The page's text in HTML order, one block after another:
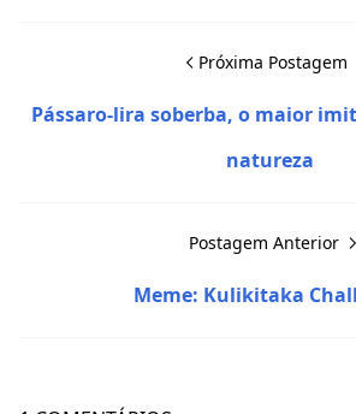
Próxima Postagem
Pássaro-lira soberba, o maior
natureza
Postagem Anterior
Meme: Kulikitaka